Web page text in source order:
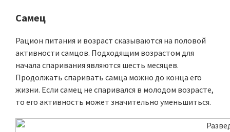
Самец
Рацион питания и возраст сказываются на половой
активности самцов. Подходящим возрастом для
начала спаривания являются шесть месяцев.
Продолжать спаривать самца можно до конца его
жизни. Если самец не спаривался в молодом возрасте,
то его активность может значительно уменьшиться.